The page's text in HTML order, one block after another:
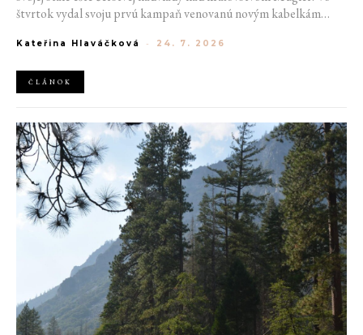
štvrtok vydal svoju prvú kampaň venovanú novým kabelkám
návrhár do módneho domu prišiel. Umne kombinuje výrazy
podobu ženskosti.
Kateřina Hlaváčková - 24. 7. 2026
ČLÁNOK